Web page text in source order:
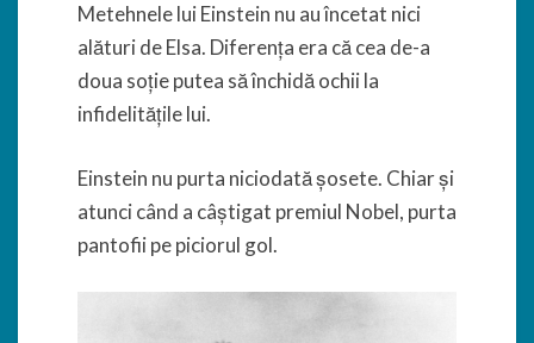
Metehnele lui Einstein nu au încetat nici
alături de Elsa. Diferența era că cea de-a
doua soție putea să închidă ochii la
infidelitățile lui.
Einstein nu purta niciodată șosete. Chiar și
atunci când a câștigat premiul Nobel, purta
pantofii pe piciorul gol.